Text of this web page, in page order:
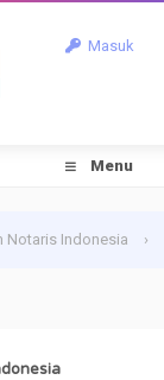
Masuk
Menu
Notaris Indonesia ›